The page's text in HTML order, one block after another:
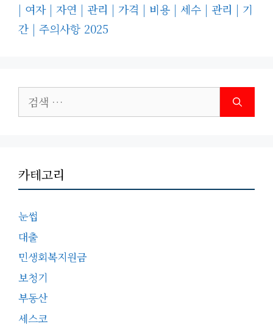
| 여자 | 자연 | 관리 | 가격 | 비용 | 세수 | 관리 | 기
간 | 주의사항 2025
색:
카테고리
눈썹
대출
민생회복지원금
보청기
부동산
세스코